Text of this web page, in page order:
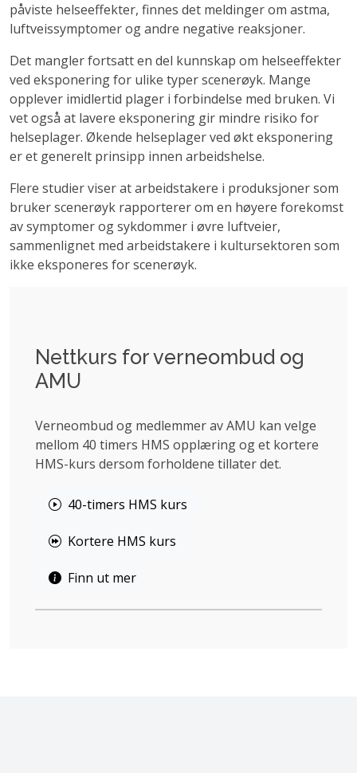
påviste helseeffekter, finnes det meldinger om astma,
luftveissymptomer og andre negative reaksjoner.
Det mangler fortsatt en del kunnskap om helseeffekter
ved eksponering for ulike typer scenerøyk. Mange
opplever imidlertid plager i forbindelse med bruken. Vi
vet også at lavere eksponering gir mindre risiko for
helseplager. Økende helseplager ved økt eksponering
er et generelt prinsipp innen arbeidshelse.
Flere studier viser at arbeidstakere i produksjoner som
bruker scenerøyk rapporterer om en høyere forekomst
av symptomer og sykdommer i øvre luftveier,
sammenlignet med arbeidstakere i kultursektoren som
ikke eksponeres for scenerøyk.
Nettkurs for verneombud og
AMU
Verneombud og medlemmer av AMU kan velge
mellom 40 timers HMS opplæring og et kortere
HMS-kurs dersom forholdene tillater det.
40-timers HMS kurs
Kortere HMS kurs
Finn ut mer